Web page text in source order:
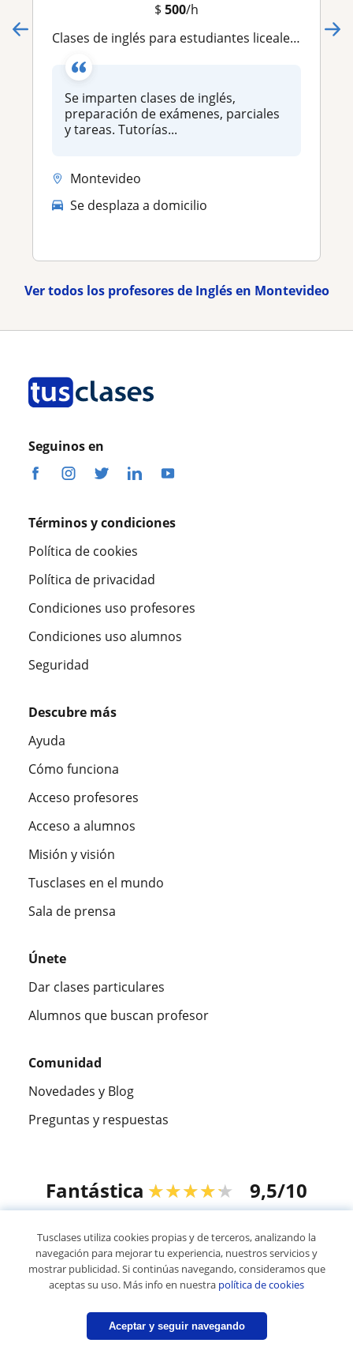
$ 500/h
Clases de inglés para estudiantes liceales y escolares
Se imparten clases de inglés,
preparación de exámenes, parciales
y tareas. Tutorías...
Montevideo
Se desplaza a domicilio
Ver todos los profesores de Inglés en Montevideo
Seguinos en
Términos y condiciones
Política de cookies
Política de privacidad
Condiciones uso profesores
Condiciones uso alumnos
Seguridad
Descubre más
Ayuda
Cómo funciona
Acceso profesores
Acceso a alumnos
Misión y visión
Tusclases en el mundo
Sala de prensa
Únete
Dar clases particulares
Alumnos que buscan profesor
Comunidad
Novedades y Blog
Preguntas y respuestas
Fantástica ★★★★★ 9,5/10
© 2007 - 2026 Tusclases.com.uy
Mapa web:Profesores particulares
Tusclases utiliza cookies propias y de terceros, analizando la
navegación para mejorar tu experiencia, nuestros servicios y
mostrar publicidad. Si continúas navegando, consideramos que
aceptas su uso. Más info en nuestra política de cookies
Aceptar y seguir navegando